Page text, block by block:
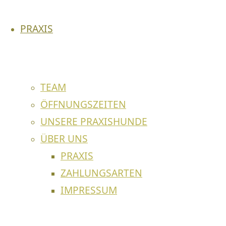
PRAXIS
TEAM
ÖFFNUNGSZEITEN
UNSERE PRAXISHUNDE
ÜBER UNS
PRAXIS
ZAHLUNGSARTEN
IMPRESSUM
freigesetzt, welche schmerzempfindlich sind.
Durch die chronische Entzündung können
Bakterien und deren Toxine über das
Zahnfleisch in den Blutkreislauf gelangen
Zahnfleischentzündungen und
resorptive Läsionen bei der Katze